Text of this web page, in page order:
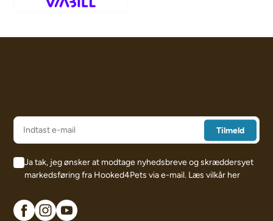
Ja tak, jeg ønsker at modtage nyhedsbreve og skræddersyet
markedsføring fra Hooked4Pets via e-mail. Læs vilkår her